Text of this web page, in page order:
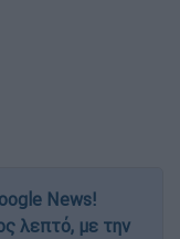
News!
λεπτό, με την